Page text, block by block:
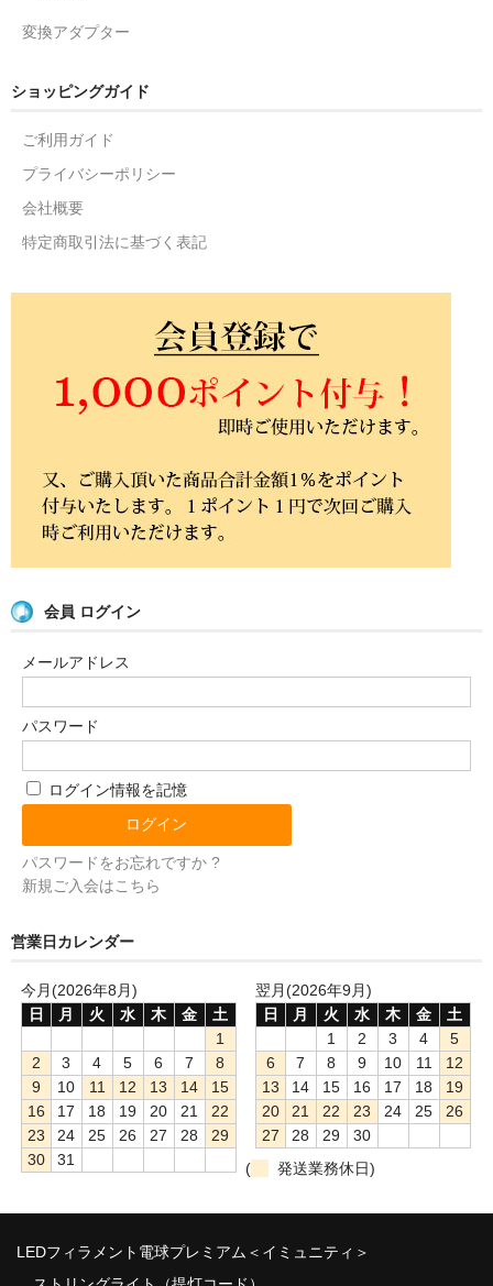
変換アダプター
ショッピングガイド
ご利用ガイド
プライバシーポリシー
会社概要
特定商取引法に基づく表記
会員 ログイン
メールアドレス
パスワード
ログイン情報を記憶
パスワードをお忘れですか ?
新規ご入会はこちら
営業日カレンダー
今月(2026年8月)
日
月 火 水 木 金
土
1
2
3 4 5 6 7
8
9
10 11 12 13 14
15
16
17 18 19 20 21
22
23
24 25 26 27 28
29
30
31
翌月(2026年9月)
日
月 火 水 木 金
土
1
2 3 4
5
6
7 8 9 10 11
12
13
14 15 16 17 18
19
20
21 22 23 24 25
26
27
28 29
30
(
発送業務休日)
LEDフィラメント電球プレミアム＜イミュニティ＞